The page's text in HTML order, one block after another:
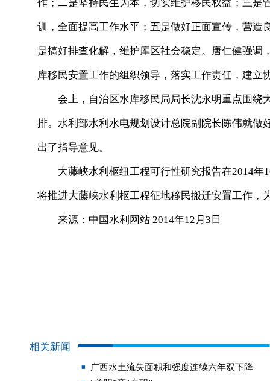
作；二是坚持民生为本，切实维护移民权益；三
训，全面提高工作水平；五是做好正面宣传，营
是搞好排查化解，维护库区社会稳定。唐仁健强
库移民安置工作的组织领导，落实工作责任，建立
会上，自治区水库移民局局长沈永明重点围绕
排。水利部水利水电规划设计总院副院长陈伟就
出了指导意见。
大藤峡水利枢纽工程可行性研究报告在2014年
将推进大藤峡水利枢工程征地移民搬迁安置工作，
来源：中国水利网站 2014年12月3日
相关新闻
广西水土流失面积和强度连续六年双下降